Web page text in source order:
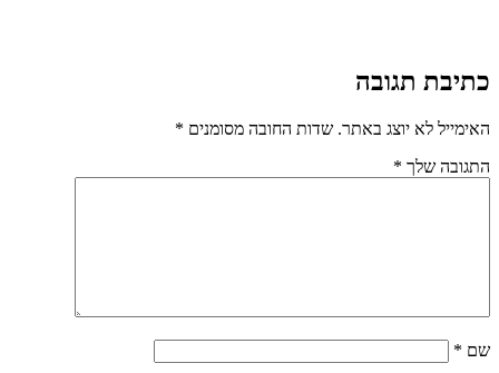
כתיבת תגובה
האימייל לא יוצג באתר. שדות החובה מסומנים *
התגובה שלך *
שם *